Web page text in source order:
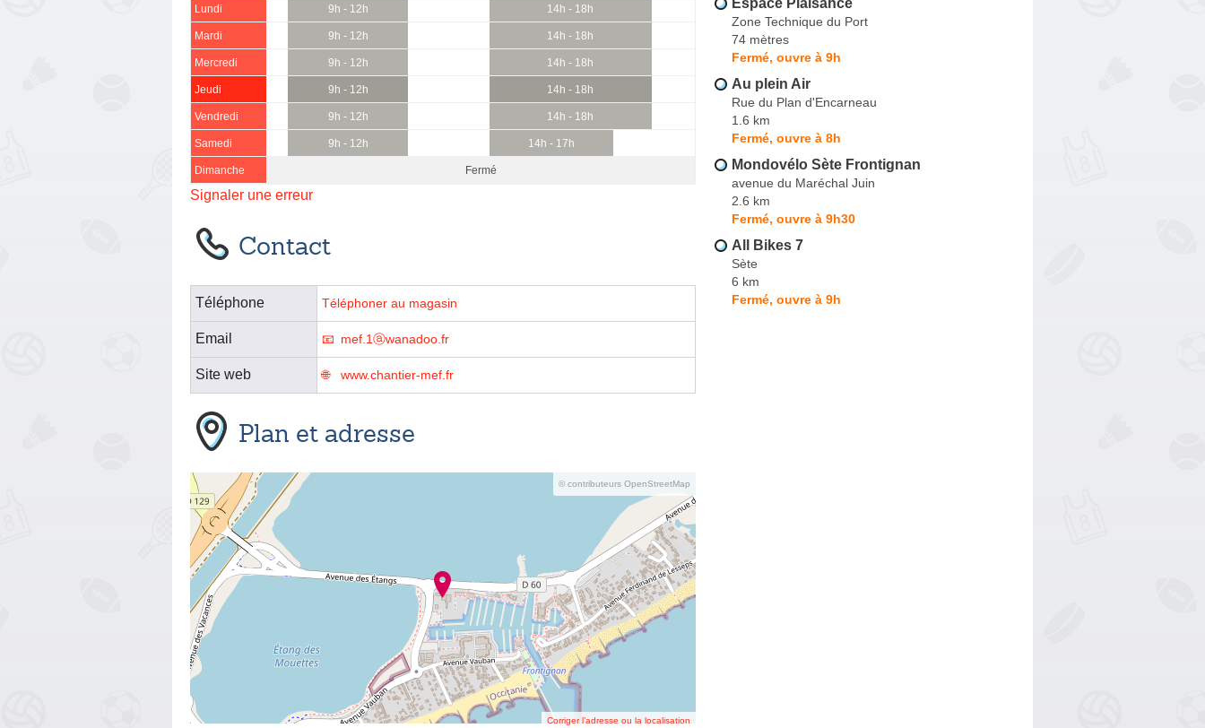
Lundi 9h - 12h 14h - 18h
Mardi 9h - 12h 14h - 18h
Mercredi 9h - 12h 14h - 18h
Jeudi 9h - 12h 14h - 18h
Vendredi 9h - 12h 14h - 18h
Samedi 9h - 12h 14h - 17h
Dimanche Fermé
Signaler une erreur
Contact
Téléphone Téléphoner au magasin
Email mef.1ⓐwanadoo.fr
Site web www.chantier-mef.fr
Plan et adresse
© contributeurs OpenStreetMap
Corriger l’adresse ou la localisation
Zone Technique du Port
74 mètres
Fermé, ouvre à 9h
Au plein Air
Rue du Plan d'Encarneau
1.6 km
Fermé, ouvre à 8h
Mondovélo Sète Frontignan
avenue du Maréchal Juin
2.6 km
Fermé, ouvre à 9h30
All Bikes 7
Sète
6 km
Fermé, ouvre à 9h